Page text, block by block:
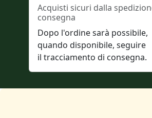
Acquisti sicuri dalla
consegna
Dopo l'ordine sarà possibile,
quando disponibile, seguire
il tracciamento di consegna.